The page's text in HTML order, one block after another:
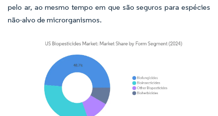
pelo ar, ao mesmo tempo em que são seguros para espécies
não-alvo de microrganismos.